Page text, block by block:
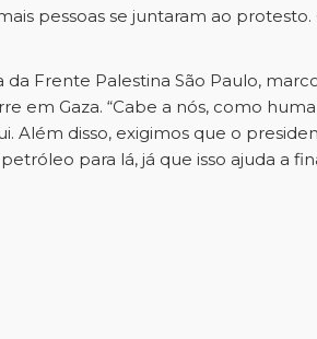
pessoas se juntaram ao protesto.
Frente Palestina São Paulo,
Gaza. “Cabe a nós, como
Além disso, exigimos que o
para lá, já que isso ajuda a